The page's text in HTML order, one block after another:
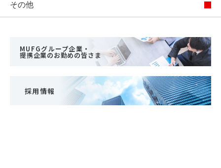
その他
MUFGグループ企業・
提携企業のお勤めの皆さま
採用情報